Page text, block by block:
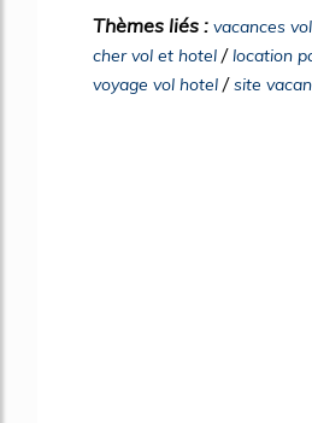
Thèmes liés : vacances
cher vol et hotel /location
voyage vol hotel /site